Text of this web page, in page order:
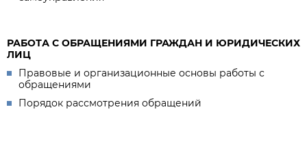
РАБОТА С ОБРАЩЕНИЯМИ ГРАЖДАН И ЮРИДИЧЕСКИХ
ЛИЦ
Правовые и организационные основы работы с
обращениями
Порядок рассмотрения обращений